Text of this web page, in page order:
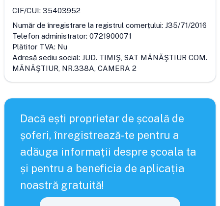
CIF/CUI: 35403952
Număr de înregistrare la registrul comerțului: J35/71/2016
Telefon administrator: 0721900071
Plătitor TVA: Nu
Adresă sediu social: JUD. TIMIŞ, SAT MĂNĂŞTIUR COM.
MĂNĂŞTIUR, NR.338A, CAMERA 2
Dacă ești proprietar de școală de
șoferi, înregistrează-te pentru a
adăuga informații despre școala ta
și pentru a beneficia de aplicația
noastră gratuită!